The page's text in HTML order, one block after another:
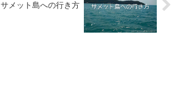
サメット島への行き方